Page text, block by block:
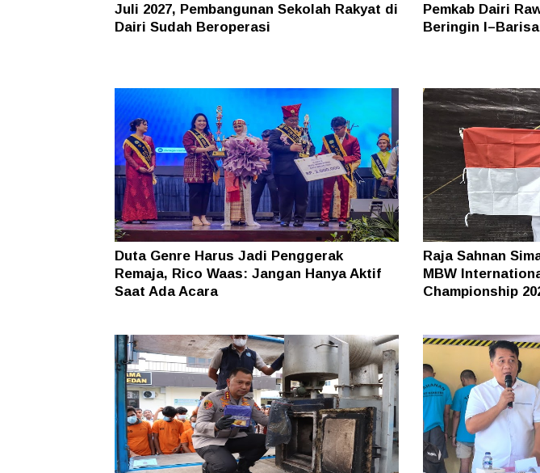
Juli 2027, Pembangunan Sekolah Rakyat di
Dairi Sudah Beroperasi
Pemkab Dairi
Beringin
Duta Genre Harus Jadi Penggerak
Remaja, Rico Waas: Jangan Hanya Aktif
Saat Ada Acara
Raja Sahnan
MBW
Championship